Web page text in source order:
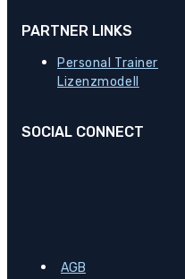
PARTNER LINKS
Personal Trainer
Lizenzmodell
SOCIAL CONNECT
AGB